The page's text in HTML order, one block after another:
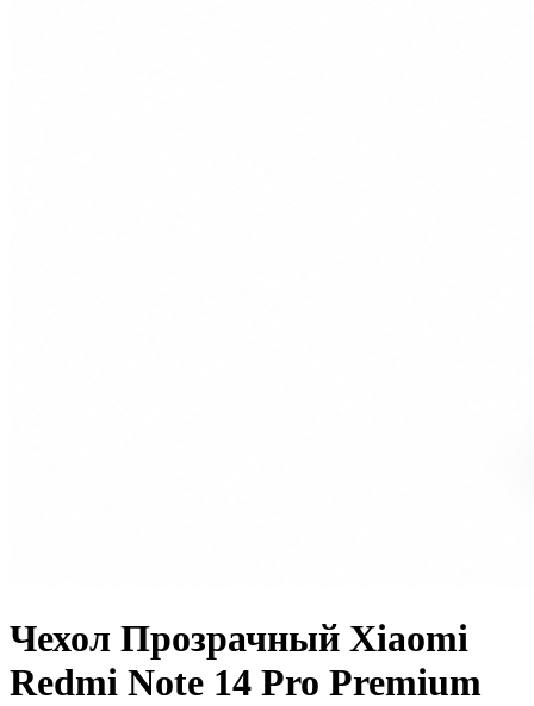
Чехол Прозрачный Xiaomi
Redmi Note 14 Pro Premium